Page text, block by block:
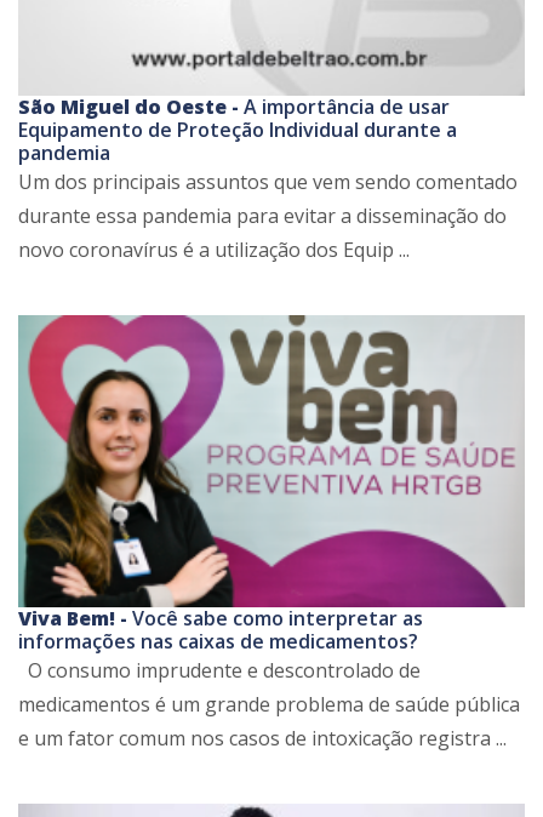
São Miguel do Oeste - A importância de usar
Equipamento de Proteção Individual durante a
pandemia
Um dos principais assuntos que vem sendo comentado
durante essa pandemia para evitar a disseminação do
novo coronavírus é a utilização dos Equip ...
Viva Bem! - Você sabe como interpretar as
informações nas caixas de medicamentos?
O consumo imprudente e descontrolado de
medicamentos é um grande problema de saúde pública
e um fator comum nos casos de intoxicação registra ...